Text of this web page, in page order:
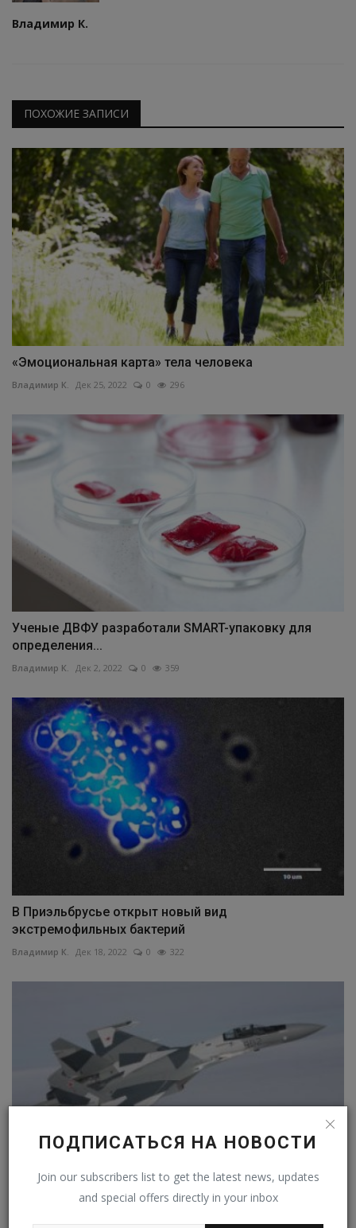
ПОДПИСАТЬСЯ НА НОВОСТИ
Join our subscribers list to get the latest news, updates
and special offers directly in your inbox
Владимир К.
ПОХОЖИЕ ЗАПИСИ
«Эмоциональная карта» тела человека
Владимир К. Дек 25, 2022 0 296
Ученые ДВФУ разработали SMART-упаковку для
определения...
Владимир К. Дек 2, 2022 0 359
В Приэльбрусье открыт новый вид
экстремофильных бактерий
Владимир К. Дек 18, 2022 0 322
Рособоронэкспорт представит лучшие российские